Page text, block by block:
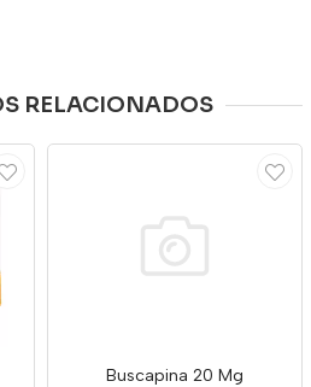
RELACIONADOS
Buscapina 20 Mg